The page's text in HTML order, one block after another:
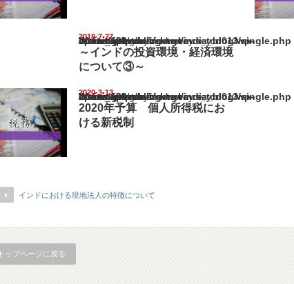
2018-7-27
Warning
: Undefined array key "show_category" in
/home/netst/kuno-cpa.co.jp/public_html/india_blog/wp-content/themes/gorgeous_tcd013/single.php
on line183
～インドの投資環境・経済環境
について③～
2020-3-13
Warning
: Undefined array key "show_category" in
/home/netst/kuno-cpa.co.jp/public_html/india_blog/wp-content/themes/gorgeous_tcd013/single.php
on line183
2020年予算 個人所得税にお
ける新税制
インドにおける現地法人の特徴について
トップページに戻る